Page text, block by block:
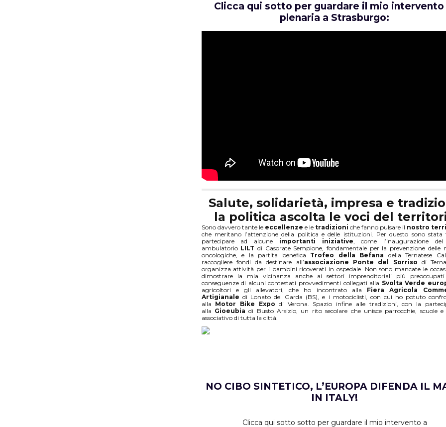
Clicca qui sotto per guardare il mio intervento
plenaria a Strasburgo:
Salute, solidarietà, impresa e
la politica ascolta le voci del
Sono davvero tante le eccellenze e letradizioni che fanno pulsare il nostro
che meritano l’attenzione della politica e delle istituzioni. Per questo sono stata
partecipare ad alcune importanti iniziative, come l’inaugurazione
ambulatorioLILT di Casorate Sempione, fondamentale per la prevenzione delle
oncologiche, e la partita benefica Trofeo della Befana della Ternatese
raccogliere fondi da destinare all’associazione Ponte del Sorriso di
organizza attività per i bambini ricoverati in ospedale. Non sono mancate le
dimostrare la mia vicinanza anche ai settori imprenditoriali più
conseguenze di alcuni contestati provvedimenti collegati alla Svolta Verde
agricoltori e gli allevatori, che ho incontrato alla Fiera Agricola
Artigianale di Lonato del Garda (BS), e i motociclisti, con cui ho potuto
alla Motor Bike Expo di Verona. Spazio infine alle tradizioni, con la
alla Gioeubia di Busto Arsizio, un rito secolare che unisce parrocchie, scuole
associativo di tutta la città.
NO CIBO SINTETICO, L’EUROPA DIFENDA IL
IN ITALY!
Clicca qui sotto sotto per guardare il mio intervento a